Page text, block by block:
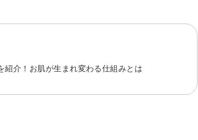
紹介！お肌が生まれ変わる仕組みとは